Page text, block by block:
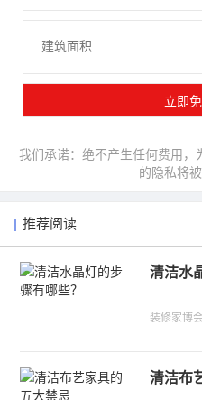
我们承诺：绝不产生任何费用，
的隐私将
推荐阅读
清洁水
装修家博会
清洁布